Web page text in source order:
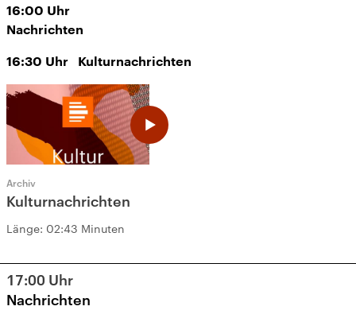
16:00 Uhr
Nachrichten
16:30 Uhr Kulturnachrichten
Archiv
Kulturnachrichten
Länge: 02:43 Minuten
17:00 Uhr
Nachrichten